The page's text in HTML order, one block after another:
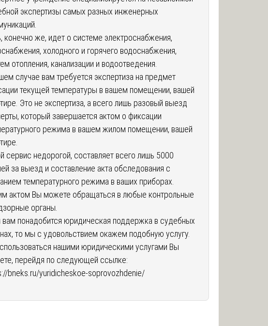
экспертизы самых разных инженерных
конечно же, идет о системе электроснабжения,
холодного и горячего водоснабжения,
отопления, канализации и водоотведения.
случае вам требуется экспертиза на предмет
текущей температуры в вашем помещении, вашей
Это не экспертиза, а всего лишь разовый выезд
который завершается актом о фиксации
режима в вашем жилом помещении, вашей
сервис недорогой, составляет всего лишь 5000
за выезд и составление акта обследования с
температурного режима в ваших приборах.
актом Вы можете обращаться в любые контрольные
органы.
вам понадобится юридическая поддержка в судебных
то мы с удовольствием окажем подобную услугу.
нашими юридическими услугами Вы
перейдя по следующей ссылке:
bneks.ru/yuridicheskoe-soprovozhdenie/